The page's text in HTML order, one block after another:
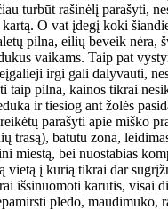
turbūt rašinėlį parašyti,
O vat įdegį koki
pilna, eilių beveik nėra,
vaikams. Taip pat
irgi gali dalyvauti,
taip pilna, kainos tikrai
ir tiesiog ant žolės
parašyti apie miško
trasą), batutu zona,
miestą, bei nuostabias
vietą į kurią tikrai dar
išsinuomoti karutis, visai
pledo, maudimuko,